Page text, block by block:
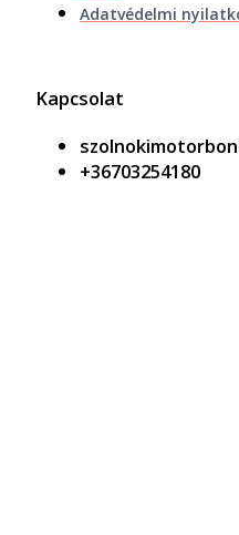
Adatvédelmi
Kapcsolat
+36703254180